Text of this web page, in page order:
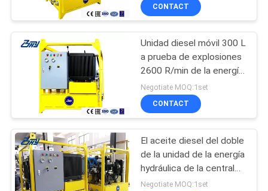
CONTACT
Unidad diesel móvil 300 L
a prueba de explosiones
2600 R/min de la energía
hydráulica
Negotiate MOQ:1set
CONTACT
El aceite diesel del doble
de la unidad de la energía
hydráulica de la central
eléctrica pasa la función
Negotiate MOQ:1set